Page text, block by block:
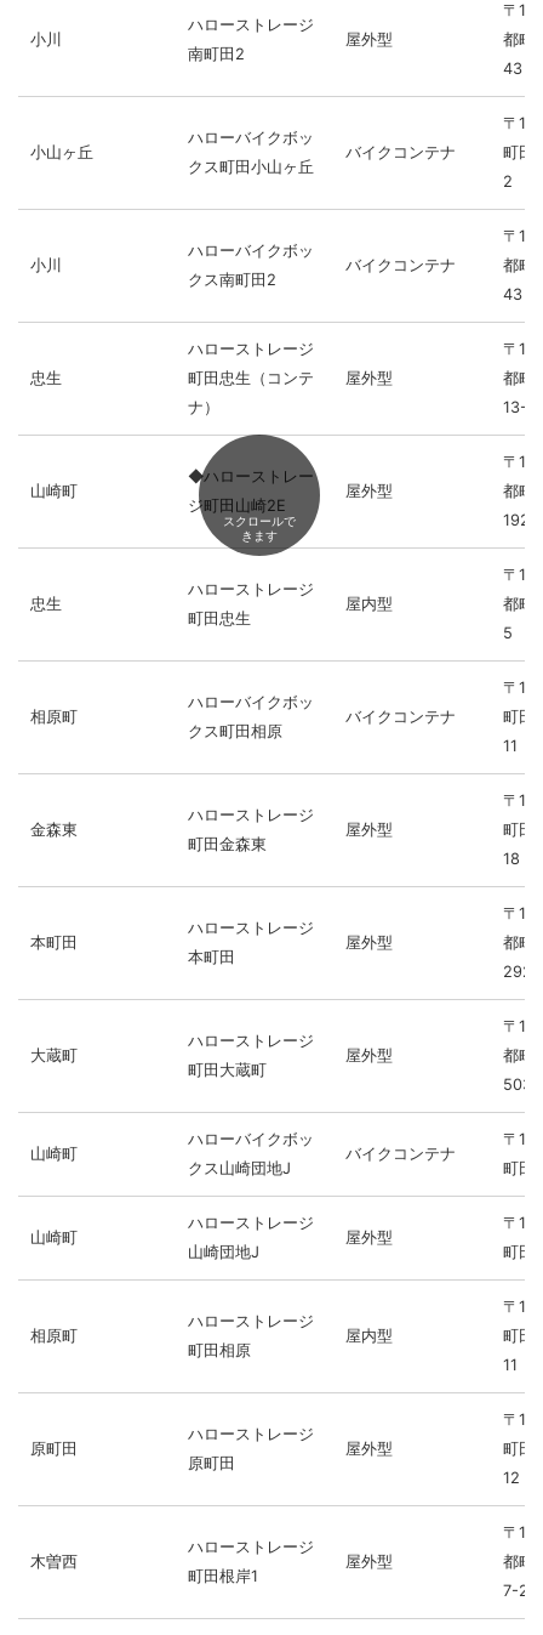
小川
ハローストレージ
南町田2
屋外型
〒
都町
43
小山ヶ丘
ハローバイクボッ
クス町田小山ヶ丘
バイクコンテナ
〒
町田
2
小川
ハローバイクボッ
クス南町田2
バイクコンテナ
〒
都町
43
忠生
ハローストレージ
町田忠生（コンテ
ナ）
屋外型
〒
都町
13-
山崎町
◆ハローストレー
ジ町田山崎2E
屋外型
〒
都町
1924
忠生
ハローストレージ
町田忠生
屋内型
〒
都町
5
相原町
ハローバイクボッ
クス町田相原
バイクコンテナ
〒
町田
11
金森東
ハローストレージ
町田金森東
屋外型
〒
町田
18
本町田
ハローストレージ
本町田
屋外型
〒
都町
2925
大蔵町
ハローストレージ
町田大蔵町
屋外型
〒
都町
503-
山崎町
ハローバイクボッ
クス山崎団地J
バイクコンテナ
〒
町田
山崎町
ハローストレージ
山崎団地J
屋外型
〒
町田
相原町
ハローストレージ
町田相原
屋内型
〒
町田
11
原町田
ハローストレージ
原町田
屋外型
〒
町田
12
木曽西
ハローストレージ
町田根岸1
屋外型
〒
都町
7-22
スクロールで
きます